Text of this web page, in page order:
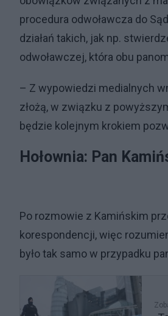
procedura odwoławcza do
działań takich, jak np.
odwoławczej, która obu
– Z wypowiedzi medialnych
złożą, w związku z
będzie kolejnym krokiem
Hołownia: Pan
Po rozmowie z Kamińskim
korespondencji, więc
było tak samo w przypadku